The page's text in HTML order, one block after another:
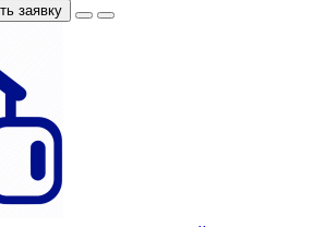
заявку